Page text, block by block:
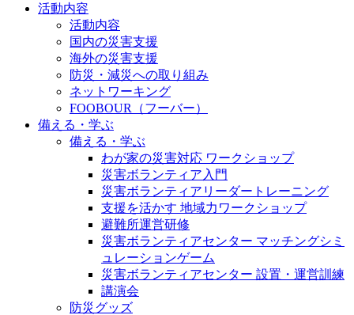
活動内容
活動内容
国内の災害支援
海外の災害支援
防災・減災への取り組み
ネットワーキング
FOOBOUR（フーバー）
備える・学ぶ
備える・学ぶ
わが家の災害対応 ワークショップ
災害ボランティア入門
災害ボランティアリーダートレーニング
支援を活かす 地域力ワークショップ
避難所運営研修
災害ボランティアセンター マッチングシミ
ュレーションゲーム
災害ボランティアセンター 設置・運営訓練
講演会
防災グッズ